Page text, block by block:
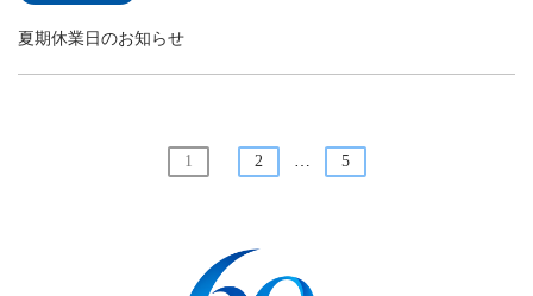
夏期休業日のお知らせ
1 2 … 5